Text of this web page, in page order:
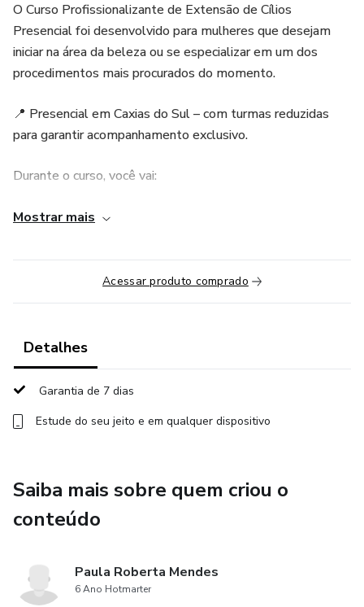
O Curso Profissionalizante de Extensão de Cílios
Presencial foi desenvolvido para mulheres que desejam
iniciar na área da beleza ou se especializar em um dos
procedimentos mais procurados do momento.
📍 Presencial em Caxias do Sul – com turmas reduzidas
para garantir acompanhamento exclusivo.
Durante o curso, você vai:
✔️ Aprender técnicas profissionais desde o básico até o
✔️ Praticar em modelo real sob minha supervisão.
suporte pós-curso.
✔️ Sair pronta para atender e conquistar suas primeiras
Garanta já sua inscrição e dê o primeiro passo para
transformar seu futuro.
Mostrar mais
Acessar produto comprado
Detalhes
Garantia de 7 dias
Estude do seu jeito e em qualquer dispositivo
Saiba mais sobre quem criou o
conteúdo
Paula Roberta Mendes
6 Ano Hotmarter